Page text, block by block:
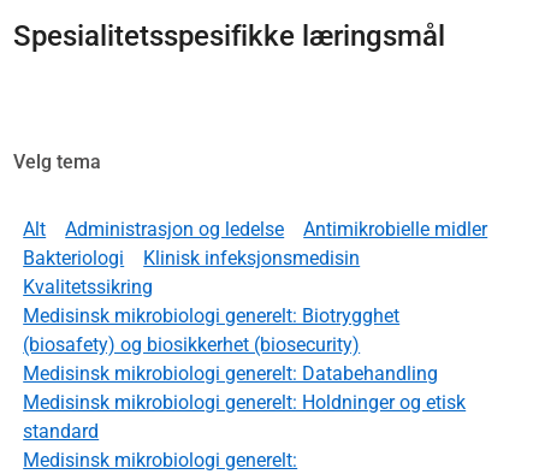
Spesialitetsspesifikke læringsmål
Velg tema
Alt Administrasjon og ledelse
Antimikrobielle midler
Bakteriologi
Klinisk infeksjonsmedisin
Kvalitetssikring
Medisinsk mikrobiologi generelt: Biotrygghet
(biosafety) og biosikkerhet (biosecurity)
Medisinsk mikrobiologi generelt: Databehandling
Medisinsk mikrobiologi generelt: Holdninger og etisk
standard
Medisinsk mikrobiologi generelt: